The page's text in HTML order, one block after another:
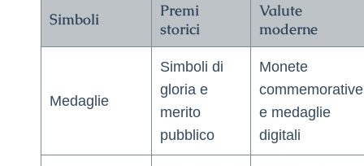
Simboli
Premi
storici
Valute
moderne
Medaglie
Simboli di
gloria e
merito
pubblico
Monete
commemorative
e medaglie
digitali